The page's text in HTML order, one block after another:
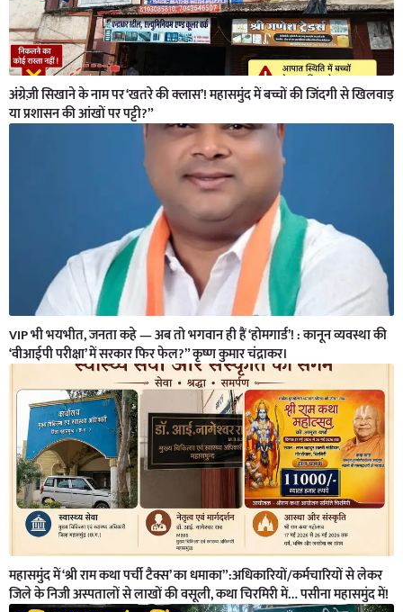
अंग्रेज़ी सिखाने के नाम पर ‘खतरे की क्लास’! महासमुंद में बच्चों की जिंदगी से खिलवाड़
या प्रशासन की आंखों पर पट्टी?”
VIP भी भयभीत, जनता कहे — अब तो भगवान ही हैं ‘होमगार्ड’! : कानून व्यवस्था की
‘वीआईपी परीक्षा’ में सरकार फिर फेल?” कृष्ण कुमार चंद्राकर।
महासमुंद में ‘श्री राम कथा पर्ची टैक्स’ का धमाका”:अधिकारियों/कर्मचारियों से लेकर
जिले के निजी अस्पतालों से लाखों की वसूली, कथा चिरमिरी में… पसीना महासमुंद में!